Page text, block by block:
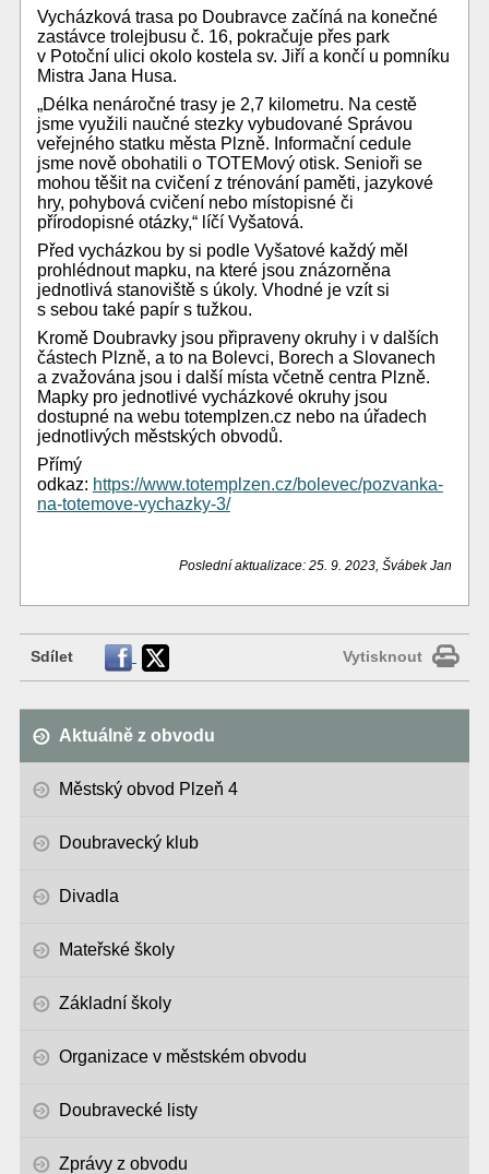
Vycházková trasa po Doubravce začíná na konečné
zastávce trolejbusu č. 16, pokračuje přes park
v Potoční ulici okolo kostela sv. Jiří a končí u pomníku
Mistra Jana Husa.
„Délka nenáročné trasy je 2,7 kilometru. Na cestě
jsme využili naučné stezky vybudované Správou
veřejného statku města Plzně. Informační cedule
jsme nově obohatili o TOTEMový otisk. Senioři se
mohou těšit na cvičení z trénování paměti, jazykové
hry, pohybová cvičení nebo místopisné či
přírodopisné otázky,“ líčí Vyšatová.
Před vycházkou by si podle Vyšatové každý měl
prohlédnout mapku, na které jsou znázorněna
jednotlivá stanoviště s úkoly. Vhodné je vzít si
s sebou také papír s tužkou.
Kromě Doubravky jsou připraveny okruhy i v dalších
částech Plzně, a to na Bolevci, Borech a Slovanech
a zvažována jsou i další místa včetně centra Plzně.
Mapky pro jednotlivé vycházkové okruhy jsou
dostupné na webu totemplzen.cz nebo na úřadech
jednotlivých městských obvodů.
Přímý
odkaz: https://www.totemplzen.cz/bolevec/pozvanka-
na-totemove-vychazky-3/
Poslední aktualizace: 25. 9. 2023, Švábek Jan
Sdílet Vytisknout
Aktuálně z obvodu
Městský obvod Plzeň 4
Doubravecký klub
Divadla
Mateřské školy
Základní školy
Organizace v městském obvodu
Doubravecké listy
Zprávy z obvodu